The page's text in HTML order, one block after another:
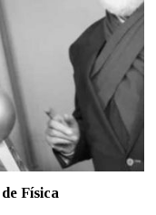
Física